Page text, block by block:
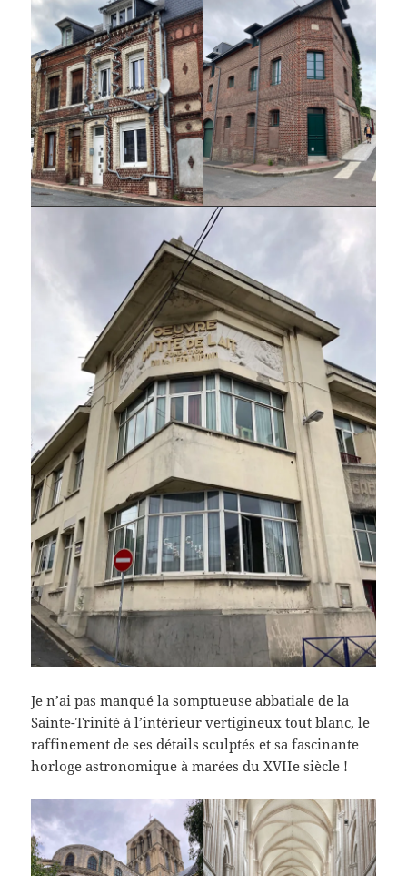
Je n’ai pas manqué la somptueuse abbatiale de la
Sainte-Trinité à l’intérieur vertigineux tout blanc, le
raffinement de ses détails sculptés et sa fascinante
horloge astronomique à marées du XVIIe siècle !